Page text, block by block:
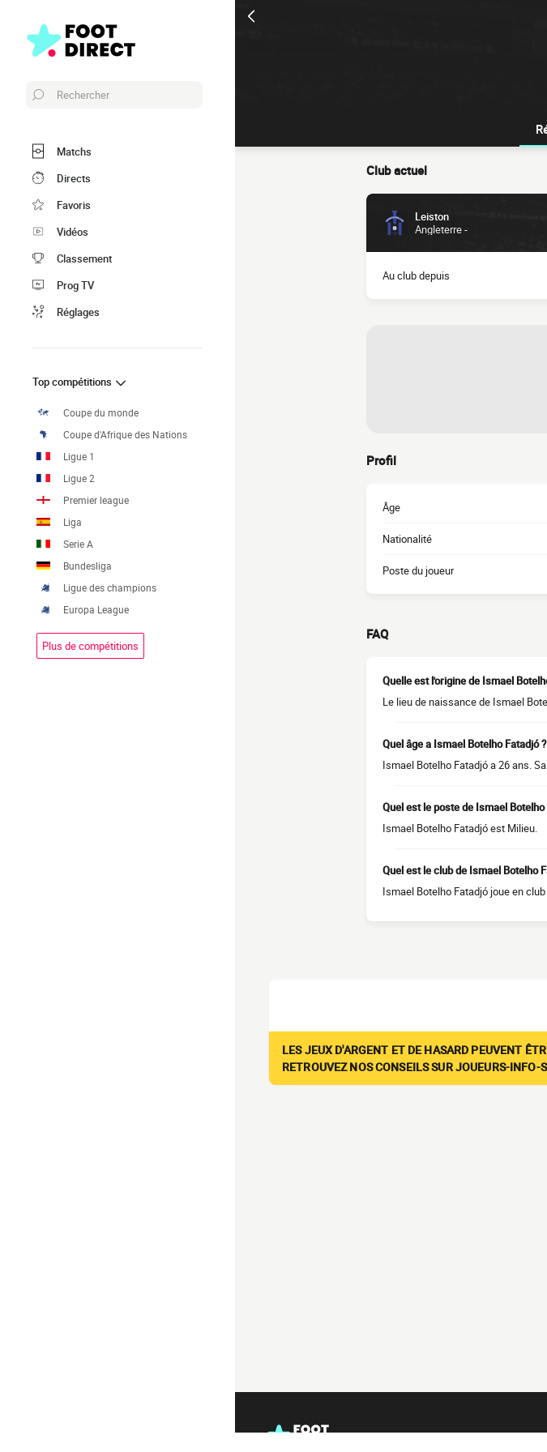
Rechercher
Matchs
Directs
Favoris
Vidéos
Classement
Prog TV
Réglages
Top compétitions
Coupe du monde
Coupe d'Afrique des Nations
Ligue 1
Ligue 2
Premier league
Liga
Serie A
Bundesliga
Ligue des champions
Europa League
Plus de compétitions
Club actuel
Leiston
Angleterre -
Au club depuis
Profil
Âge
Nationalité
Poste du joueur
FAQ
Quelle est l'origine de Ismael
Le lieu de naissance de Ismael
Quel âge a Ismael Botelho Fatadjó ?
Ismael Botelho Fatadjó a 26 ans.
Quel est le poste de Ismael Botelho
Ismael Botelho Fatadjó est Milieu.
Quel est le club de Ismael Botelho
Ismael Botelho Fatadjó joue en
LES JEUX D'ARGENT ET DE HASARD PEUVENT
RETROUVEZ NOS CONSEILS SUR JOUEURS-